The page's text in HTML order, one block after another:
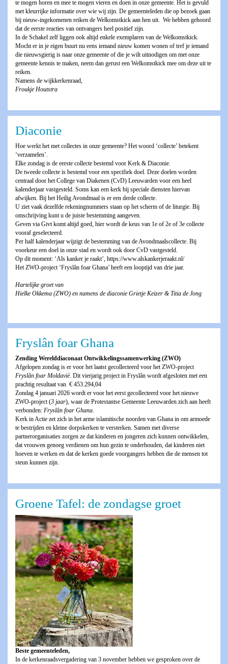
te mogen horen en mee te mogen vieren en doen in onze gemeente. Het is gevuld
met kleurrijke informatie over wie wij zijn. De gemeenteleden die op bezoek gaan
bij nieuw-ingekomenen reiken de Welkomstkick aan hen uit. We hebben gehoord
dat de eerste reacties van ontvangers heel positief zijn.
In de Schakel zelf liggen ook altijd enkele exemplaren van de Welkomstkick.
Mocht er in je eigen buurt nu eens iemand nieuw komen wonen of tref je iemand
die nieuwsgierig is naar onze gemeente of die je wilt uitnodigen om met onze
gemeente kennis te maken, neem dan gerust een Welkomstkick mee om deze uit te
reiken.
Namens de wijkkerkenraad,
Froukje Houtstra
Diaconie
Hoe werkt het met collectes in onze gemeente? Het woord ‘collecte’ betekent
‘verzamelen’.
Elke zondag is de eerste collecte bestemd voor Kerk & Diaconie.
De tweede collecte is bestemd voor een specifiek doel. Deze doelen worden
centraal door het College van Diakenen (CvD) Leeuwarden voor een heel
kalenderjaar vastgesteld. Soms kan een kerk bij speciale diensten hiervan
afwijken. Bij het Heilig Avondmaal is er een derde collecte.
U ziet vaak dezelfde rekeningnummers staan op het scherm of de liturgie. Bij
omschrijving kunt u de juiste bestemming aangeven.
Geven via Givt komt altijd goed, hier wordt de keus van 1e of 2e of 3e collecte
vooraf geselecteerd.
Per half kalenderjaar wijzigt de bestemming van de Avondmaalscollecte. Bij
voorkeur een doel in onze stad en wordt ook door CvD vastgesteld.
Op dit moment: ‘Als kanker je raakt’, https://www.alskankerjeraakt.nl/
Het ZWO-project ‘Fryslân foar Ghana’ heeft een looptijd van drie jaar.
Hartelijke groet van
Hielke Okkema (ZWO) en namens de diaconie Grietje Keizer & Titia de Jong
Fryslân foar Ghana
Zending Werelddiaconaat Ontwikkelingssamenwerking (ZWO)
Afgelopen zondag is er voor het laatst gecollecteerd voor het ZWO-project
Fryslân foar Moldavië. Dit vierjarig project in Fryslân wordt afgesloten met een
prachtig resultaat van € 453.294,04
Zondag 4 januari 2026 wordt er voor het eerst gecollecteerd voor het nieuwe
ZWO-project (3 jaar), waar de Protestantse Gemeente Leeuwarden zich aan heeft
verbonden: Fryslân foar Ghana.
Kerk in Actie zet zich in het arme islamitische noorden van Ghana in om armoede
te bestrijden en kleine dorpskerken te versterken. Samen met diverse
partnerorganisaties zorgen ze dat kinderen en jongeren zich kunnen ontwikkelen,
dat vrouwen genoeg verdienen om hun gezin te onderhouden, dat kinderen niet
hoeven te werken en dat de kerken goede voorgangers hebben die de mensen tot
steun kunnen zijn.
Groene Tafel: de zondagse groet
Beste gemeenteleden,
In de kerkenraadsvergadering van 3 november hebben we gesproken over de